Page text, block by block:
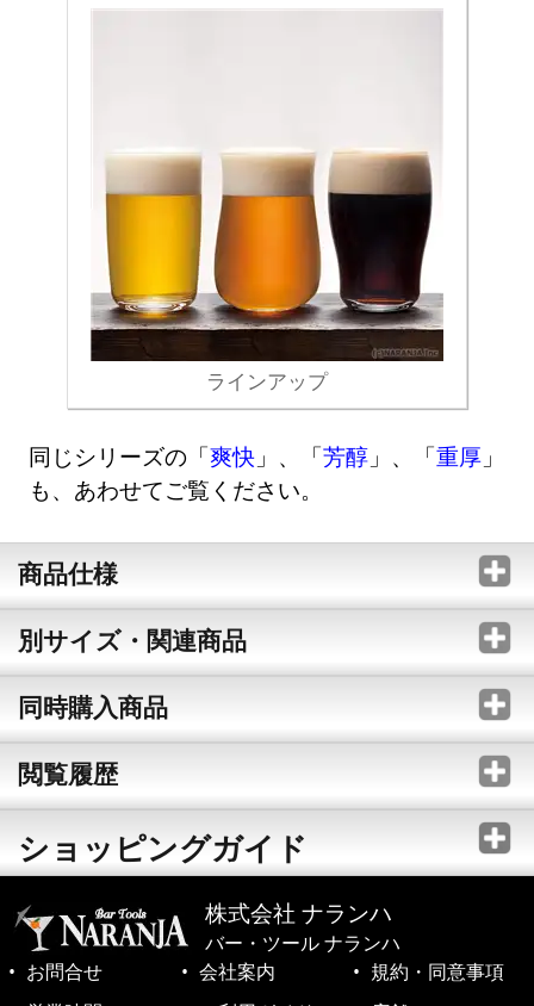
ラインアップ
同じシリーズの「爽快 」、「芳醇 」、「重厚 」
も、あわせてご覧ください。
商品仕様
別サイズ・関連商品
同時購入商品
閲覧履歴
ショッピングガイド
株式会社 ナランハ
バー・ツール ナランハ
お問合せ
会社案内
規約・同意事項